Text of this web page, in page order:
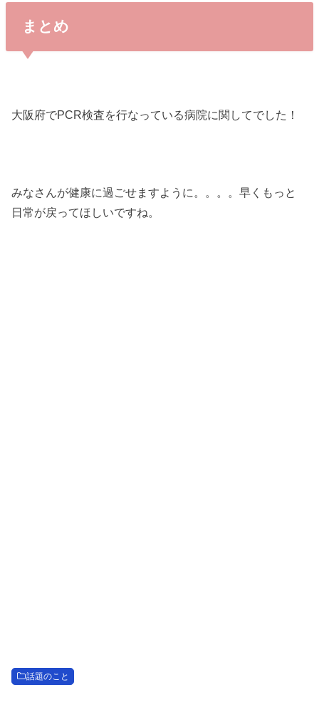
まとめ
大阪府でPCR検査を行なっている病院に関してでした！
みなさんが健康に過ごせますように。。。。早くもっと
日常が戻ってほしいですね。
話題のこと